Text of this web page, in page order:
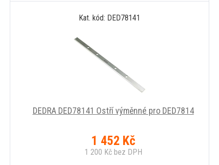
košíku
Kat. kód: DED78141
DEDRA DED78141 Ostří výměnné pro DED7814
1 452 Kč
1 200 Kčbez DPH